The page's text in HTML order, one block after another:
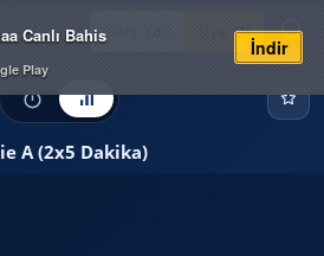
Canlı Bahis
Play
İndir
Giriş Yap Üye Ol
A (2x5 Dakika)